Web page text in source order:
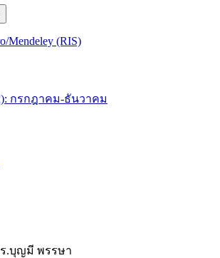
Mendeley (RIS)
กรกฎาคม-ธันวาคม
.บุญมี พรรษา